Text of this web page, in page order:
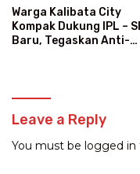
Warga Kalibata City
Kompak Dukung IPL –
Baru, Tegaskan Anti-
Leave a Reply
You must be logged in